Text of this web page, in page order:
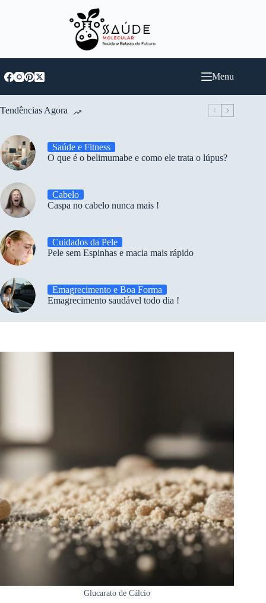
Menu
Tendências Agora
Saúde e Fitness
O que é o belimumabe e como ele trata o lúpus?
Cabelo
Caspa no cabelo nunca mais !
Cuidados da Pele
Pele sem Espinhas e macia mais rápido
Emagrecimento e Boa Forma
Emagrecimento saudável todo dia !
Glucarato de Cálcio